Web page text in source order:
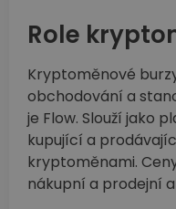
Role
Kryptoměnové
obchodování a
je Flow. Slouží jako
kupující a
kryptoměnami.
nákupní a prodejní